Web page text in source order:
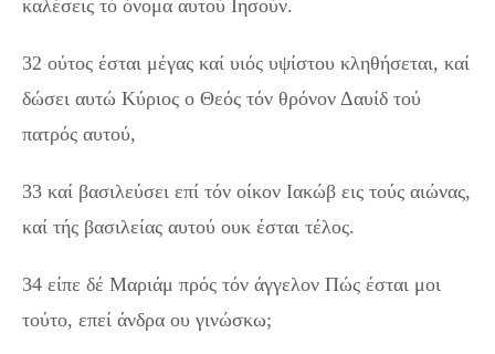
καλέσεις τό όνομα αυτού Ιησούν.
32 ούτος έσται μέγας καί υιός υψίστου κληθήσεται, καί
δώσει αυτώ Κύριος ο Θεός τόν θρόνον Δαυίδ τού
πατρός αυτού,
33 καί βασιλεύσει επί τόν οίκον Ιακώβ εις τούς αιώνας,
καί τής βασιλείας αυτού ουκ έσται τέλος.
34 είπε δέ Μαριάμ πρός τόν άγγελον Πώς έσται μοι
τούτο, επεί άνδρα ου γινώσκω;